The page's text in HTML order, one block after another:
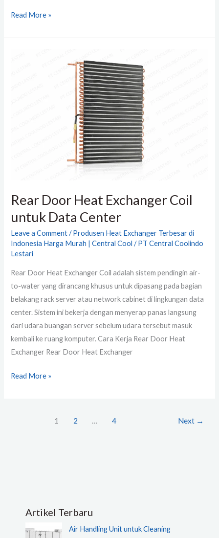
Read More »
Rear Door Heat Exchanger Coil
untuk Data Center
Leave a Comment /Produsen Heat Exchanger Terbesar di
Indonesia Harga Murah | Central Cool /PT Central Coolindo
Lestari
Rear Door Heat Exchanger Coil adalah sistem pendingin air-
to-water yang dirancang khusus untuk dipasang pada bagian
belakang rack server atau network cabinet di lingkungan data
center. Sistem ini bekerja dengan menyerap panas langsung
dari udara buangan server sebelum udara tersebut masuk
kembali ke ruang komputer. Cara Kerja Rear Door Heat
Exchanger Rear Door Heat Exchanger
Read More »
1 2 … 4 Next →
Artikel Terbaru
Air Handling Unit untuk Cleaning